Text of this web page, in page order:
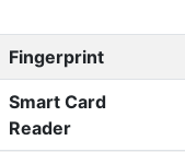
Fingerprint
Smart Card
Reader